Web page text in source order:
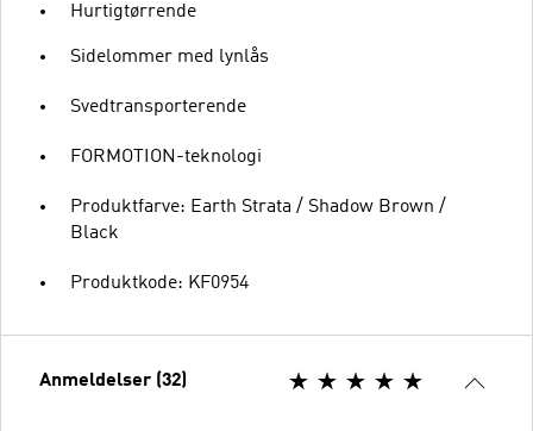
Hurtigtørrende
Sidelommer med lynlås
Svedtransporterende
FORMOTION-teknologi
Produktfarve: Earth Strata / Shadow Brown /
Black
Produktkode: KF0954
Anmeldelser (32)